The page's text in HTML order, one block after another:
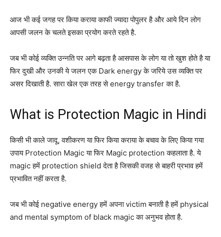
आज भी कई जगह पर किया कराया काफी ज्यादा पोपुलर है और आये दिन लोग
आपसी जलन के चलते इसका प्रयोग करते रहते है.
जब भी कोई व्यक्ति उन्नति पर आगे बढ़ता है आसपास के लोग या तो खुश होते है या
फिर दुखी और उनकी ये जलन एक Dark energy के जरिये उस व्यक्ति पर
असर दिखाती है. सारा खेल एक तरह से energy transfer का है.
What is Protection Magic in Hindi
किसी भी काले जादू, वशीकरण या फिर किया कराया के बचाव के लिए किया गया
उपाय Protection Magic या फिर Magic protection कहलाता है. ये
magic हमें protection shield देता है जिसकी वजह से बाहरी प्रभाव हमें
प्रभावित नहीं करता है.
जब भी कोई negative energy हमें अपना victim बनाती है हमें physical
and mental symptom of black magic का अनुभव होता है.